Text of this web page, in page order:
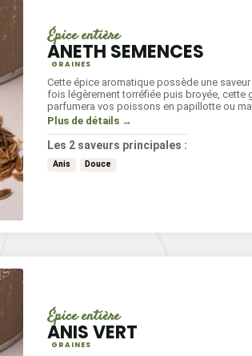
Épice entière
ANETH SEMENCES
GRAINES
Cette épice aromatique possède une saveur
fois légèrement torréfiée puis broyée, cette
parfumera vos poissons en papillotte ou
Plus de détails →
Les 2 saveurs principales :
Anis Douce
Épice entière
ANIS VERT
GRAINES